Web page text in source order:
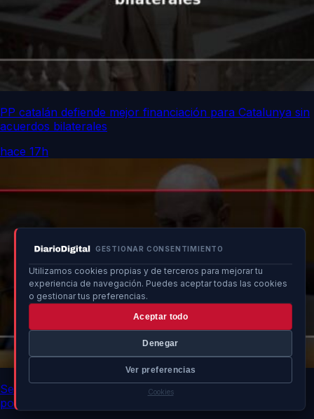
GESTIONAR CONSENTIMIENTO
Utilizamos cookies propias y de terceros para mejorar tu
experiencia de navegación. Puedes aceptar todas las cookies
o gestionar tus preferencias.
Aceptar todo
Denegar
Ver preferencias
Cookies
PP catalán defiende mejor financiación para Catalunya sin
acuerdos bilaterales
hace 17h
Senado advierte a ministros sobre impacto de no asistir
por crisis en Ceuta